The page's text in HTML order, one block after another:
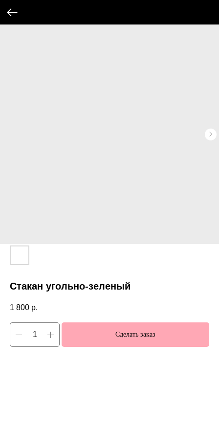
Стакан угольно-зеленый
1 800 р.
Сделать заказ